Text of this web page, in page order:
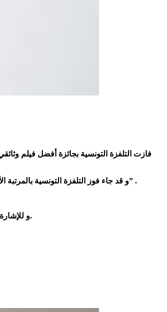
فازت التلفزة التونسية بجائزة أفضل فيلم
و قد جاء فوز التلفزة التونسية بالمرتبة الأولى مناصفة مع التلفزيون الاسباني بفيلم “قناع الحياة” للمخرجة فادية بن هندة ضمن محور الصيغة العاشرة تحت عنوان “سلطة الفن…الإبداع من أجل التغيير” .
و للإشارة هذه المرة الثانية التي تتوج فيها التلفزة التونسية بالجائزة الأولى في هذا الصنف من الإنتاج بعد فوزها سنة 2016 بفيلم “بابور” من إعداد و إخراج المخرجة نفسها.